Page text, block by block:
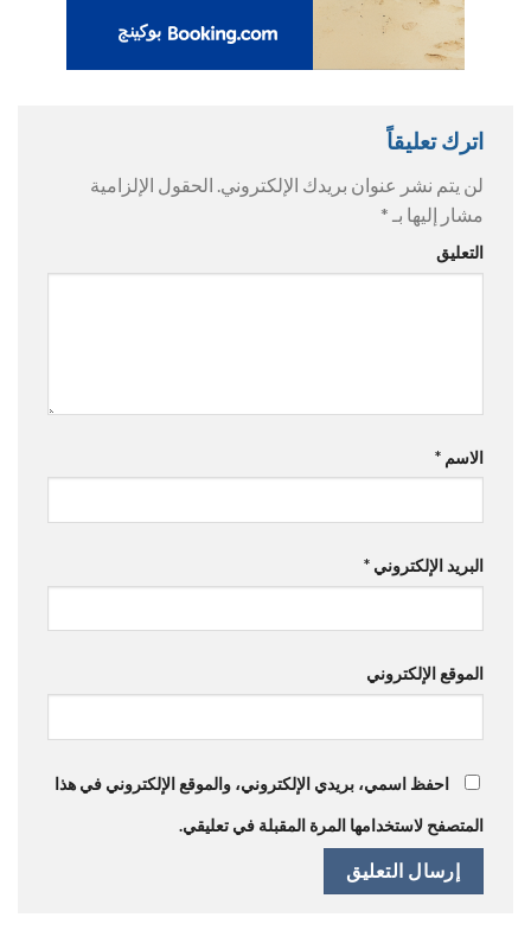
اترك تعليقاً
لن يتم نشر عنوان بريدك الإلكتروني. الحقول الإلزامية
مشار إليها بـ *
التعليق
الاسم *
البريد الإلكتروني *
الموقع الإلكتروني
احفظ اسمي، بريدي الإلكتروني، والموقع الإلكتروني في هذا
المتصفح لاستخدامها المرة المقبلة في تعليقي.